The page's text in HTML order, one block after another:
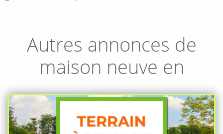
Autres annonces de
maison neuve en